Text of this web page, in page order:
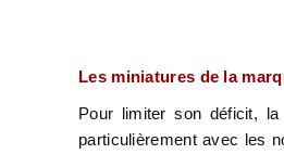
Les miniatures de la
Pour limiter son déficit,
particulièrement avec les